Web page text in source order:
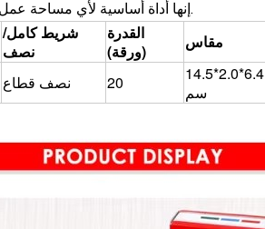
إنها أداة أساسية لأي مساحة عمل تتطلب إدارة وتنظيم متكرر للمستندات.
شريط كامل/
نصف
القدرة
(ورقة)
مقاس
نصف قطاع 20
14.5*2.0*6.4
سم